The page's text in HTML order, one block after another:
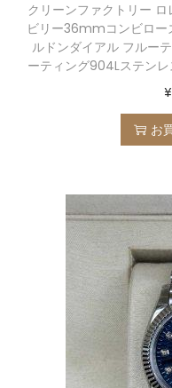
クリーンファクトリー ロ
ビリー36mmコンビロー
ルドンダイアル フルー
ーティング904Lステン
¥
お